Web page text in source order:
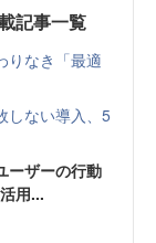
記事一覧
りなき「最適
しない導入、5
ーザーの行動
用...